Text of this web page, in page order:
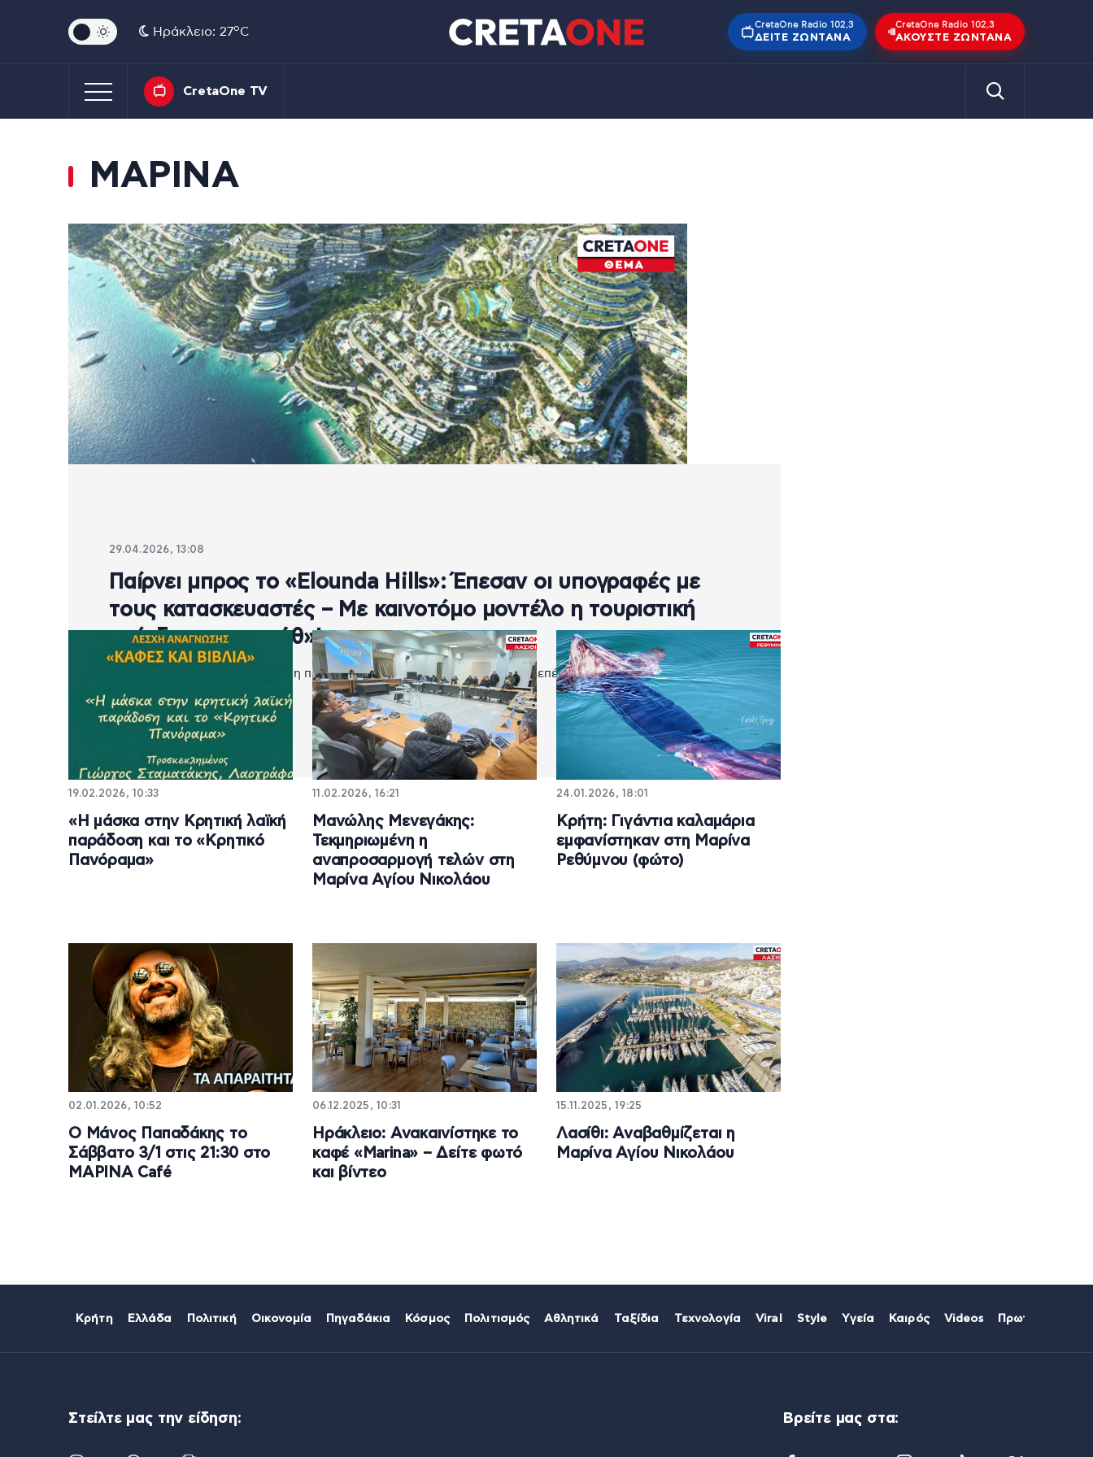
Ηράκλειο: 27oC
CretaOne Radio 102,3
ΔΕΊΤΕ ΖΩΝΤΑΝΆ
CretaOne Radio 102,3
ΑΚΟΎΣΤΕ ΖΩΝΤΑΝΆ
CretaOne TV
ΜΑΡΙΝΑ
29.04.2026, 13:08
Παίρνει μπρος το «Elounda Hills»: Έπεσαν οι υπογραφές με
τους κατασκευαστές – Με καινοτόμο μοντέλο η τουριστική
επένδυση-«μαμούθ»!
Στην κατασκευαστική υλοποίηση περνά η γιγαντιαία, σύνθετη τουριστική επένδυση στον κόλπο του
Μεραμπέλλου
19.02.2026, 10:33
«Η μάσκα στην Κρητική λαϊκή
παράδοση και το «Κρητικό
Πανόραμα»
11.02.2026, 16:21
Μανώλης Μενεγάκης:
Τεκμηριωμένη η
αναπροσαρμογή τελών στη
Μαρίνα Αγίου Νικολάου
24.01.2026, 18:01
Κρήτη: Γιγάντια καλαμάρια
εμφανίστηκαν στη Μαρίνα
Ρεθύμνου (φώτο)
02.01.2026, 10:52
Ο Μάνος Παπαδάκης το
Σάββατο 3/1 στις 21:30 στο
ΜΑΡΙΝΑ Café
06.12.2025, 10:31
Ηράκλειο: Ανακαινίστηκε το
καφέ «Marina» – Δείτε φωτό
και βίντεο
15.11.2025, 19:25
Λασίθι: Αναβαθμίζεται η
Μαρίνα Αγίου Νικολάου
Κρήτη Ελλάδα Πολιτική Οικονομία Πηγαδάκια Κόσμος Πολιτισμός Αθλητικά Ταξίδια Τεχνολογία Viral Style Υγεία Καιρός Videos Πρωτοσέλιδα
Στείλτε μας την είδηση: Βρείτε μας στα: